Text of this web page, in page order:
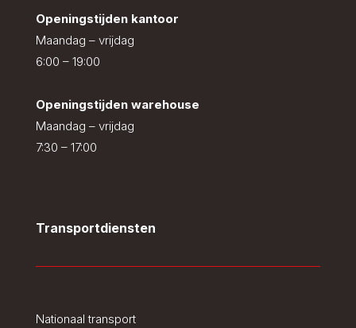
Openingstijden kantoor
Maandag – vrijdag
6:00 – 19:00
Openingstijden warehouse
Maandag – vrijdag
7:30 – 17:00
Transportdiensten
Nationaal transport